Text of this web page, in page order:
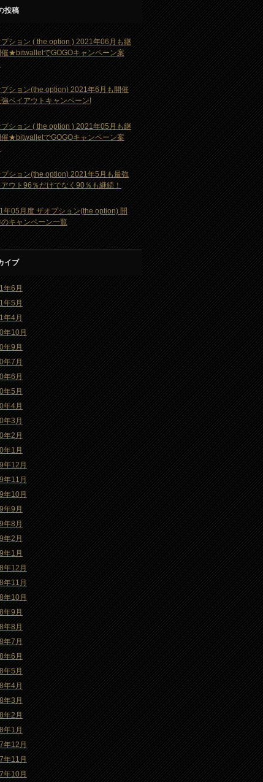
投稿
ション ( the option ) 2021年06月も継
★bitwalletでGOGOキャンペーン案
ション(the option) 2021年6月も開催
ペイアウトキャンペーン!
ション ( the option ) 2021年05月も継
★bitwalletでGOGOキャンペーン案
ション(the option) 2021年5月も最強
ウト96％だけでなく90％も継続！
年05月度 ザオプション(the option) 開
キャンペーン一覧
イブ
年6月
年5月
年4月
年10月
年9月
年7月
年6月
年5月
年4月
年3月
年2月
年1月
年12月
年11月
年10月
年9月
年8月
年2月
年1月
年12月
年11月
年10月
年9月
年8月
年7月
年6月
年5月
年4月
年3月
年2月
年1月
年12月
年11月
年10月